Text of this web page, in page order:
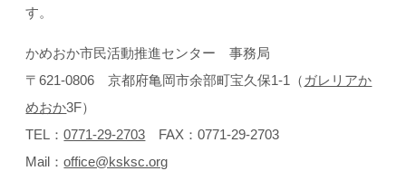
す。
かめおか市民活動推進センター 事務局
〒621-0806 京都府亀岡市余部町宝久保1-1（ ガレリアか
めおか3F）
TEL：0771-29-2703 FAX：0771-29-2703
Mail：office@ksksc.org